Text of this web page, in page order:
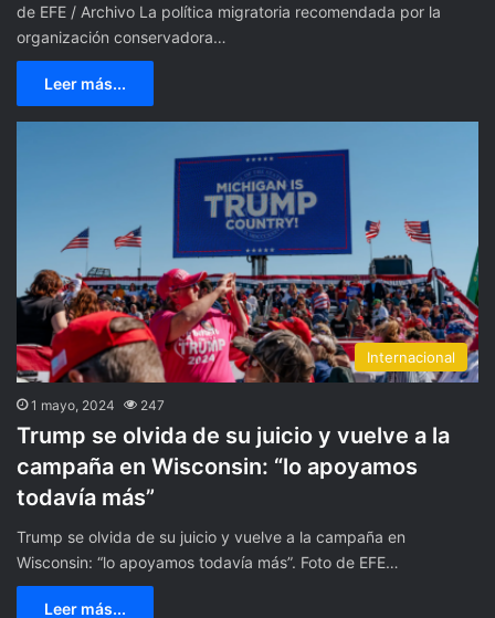
de EFE / Archivo La política migratoria recomendada por la
organización conservadora…
Leer más...
Internacional
1 mayo, 2024 247
Trump se olvida de su juicio y vuelve a la
campaña en Wisconsin: “lo apoyamos
todavía más”
Trump se olvida de su juicio y vuelve a la campaña en
Wisconsin: “lo apoyamos todavía más”. Foto de EFE…
Leer más...